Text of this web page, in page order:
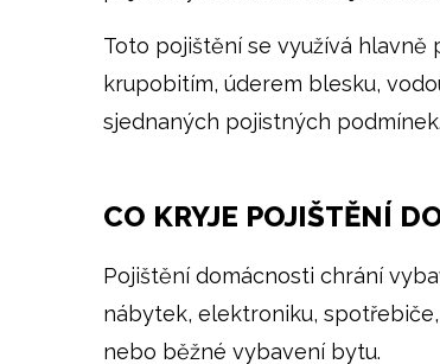
Toto pojištění se využívá hlavně
krupobitím, úderem blesku,
sjednaných pojistných podmínek.
CO KRYJE POJIŠTĚNÍ
Pojištění domácnosti chrání
nábytek, elektroniku,
nebo běžné vybavení bytu.